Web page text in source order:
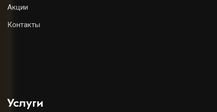
Акции
Контакты
Услуги